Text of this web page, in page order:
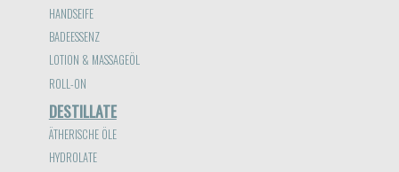
HANDSEIFE
BADEESSENZ
LOTION & MASSAGEÖL
ROLL-ON
DESTILLATE
ÄTHERISCHE ÖLE
HYDROLATE